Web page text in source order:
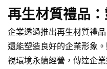
再生材質禮品
企業透過推出再生材質禮
還能塑造良好的企業形象
視環境永續經營，傳達企